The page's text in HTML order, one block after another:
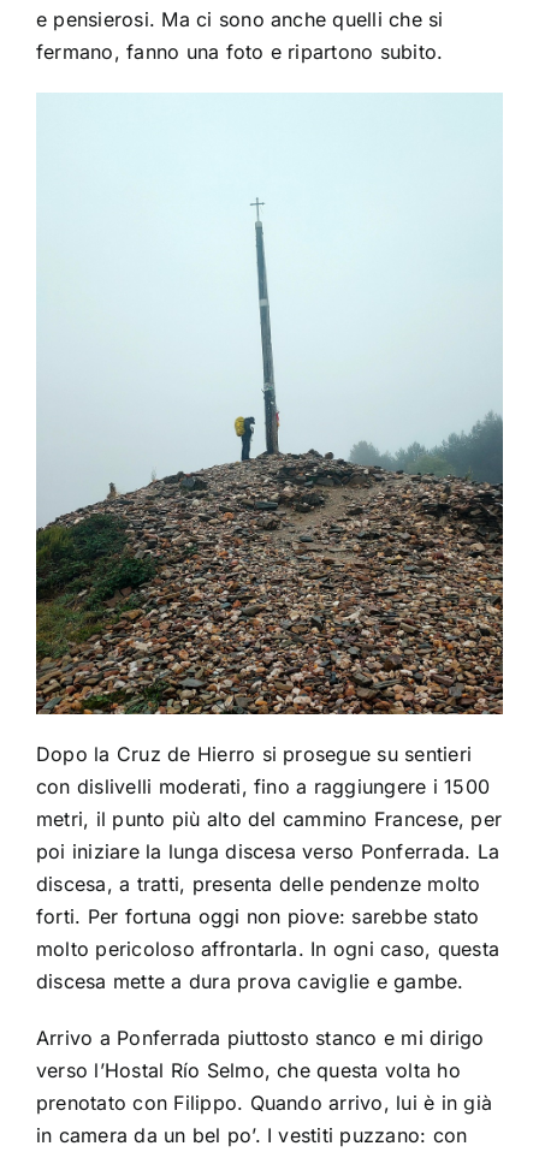
e pensierosi. Ma ci sono anche quelli che si
fermano, fanno una foto e ripartono subito.
Dopo la Cruz de Hierro si prosegue su sentieri
con dislivelli moderati, fino a raggiungere i 1500
metri, il punto più alto del cammino Francese, per
poi iniziare la lunga discesa verso Ponferrada. La
discesa, a tratti, presenta delle pendenze molto
forti. Per fortuna oggi non piove: sarebbe stato
molto pericoloso affrontarla. In ogni caso, questa
discesa mette a dura prova caviglie e gambe.
Arrivo a Ponferrada piuttosto stanco e mi dirigo
verso l’Hostal Río Selmo, che questa volta ho
prenotato con Filippo. Quando arrivo, lui è in già
in camera da un bel po’. I vestiti puzzano: con